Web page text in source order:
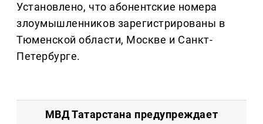
Установлено, что абонентские номера
злоумышленников зарегистрированы в
Тюменской области, Москве и Санкт-
Петербурге.
МВД Татарстана предупреждает